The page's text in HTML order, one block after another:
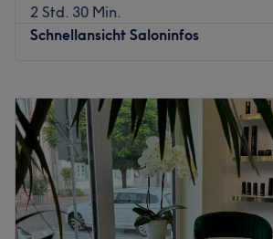
2 Std. 30 Min.
Schnellansicht Saloninfos
Dienstag
Mittwoch
Donnerstag
Freitag
Samstag
Sonntag